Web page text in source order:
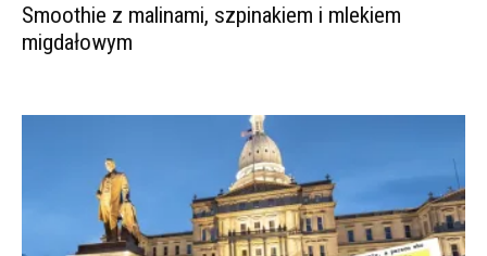
Smoothie z malinami, szpinakiem i mlekiem
migdałowym